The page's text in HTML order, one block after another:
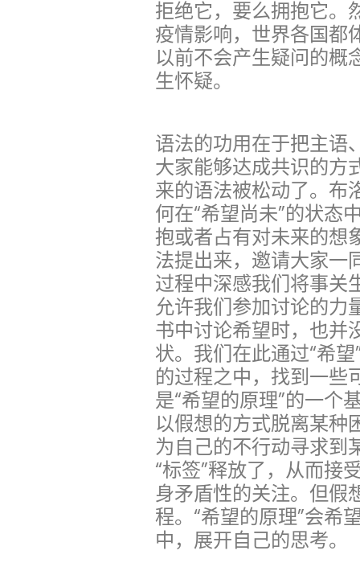
拒绝它，要么拥抱它
疫情影响，世界各国都
以前不会产生疑问的概
生怀疑。
语法的功用在于把主语
大家能够达成共识的方
来的语法被松动了。布
何在“希望尚未”的状态
抱或者占有对未来的想
法提出来，邀请大家
过程中深感我们将事关
允许我们参加讨论的力
书中讨论希望时，也并
状。我们在此通过“希
的过程之中，找到一
是“希望的原理”的一个
以假想的方式脱离某种
为自己的不行动寻求到
“标签”释放了，从而接
身矛盾性的关注。但假
程。“希望的原理”会希
中，展开自己的思考。